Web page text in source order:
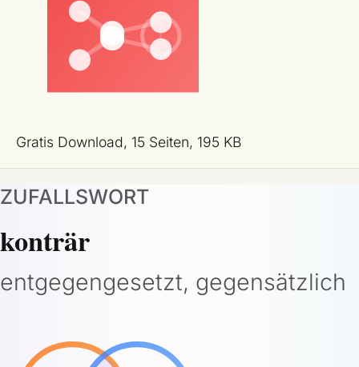
Gratis Download, 15 Seiten, 195 KB
ZUFALLSWORT
konträr
entgegengesetzt, gegensätzlich